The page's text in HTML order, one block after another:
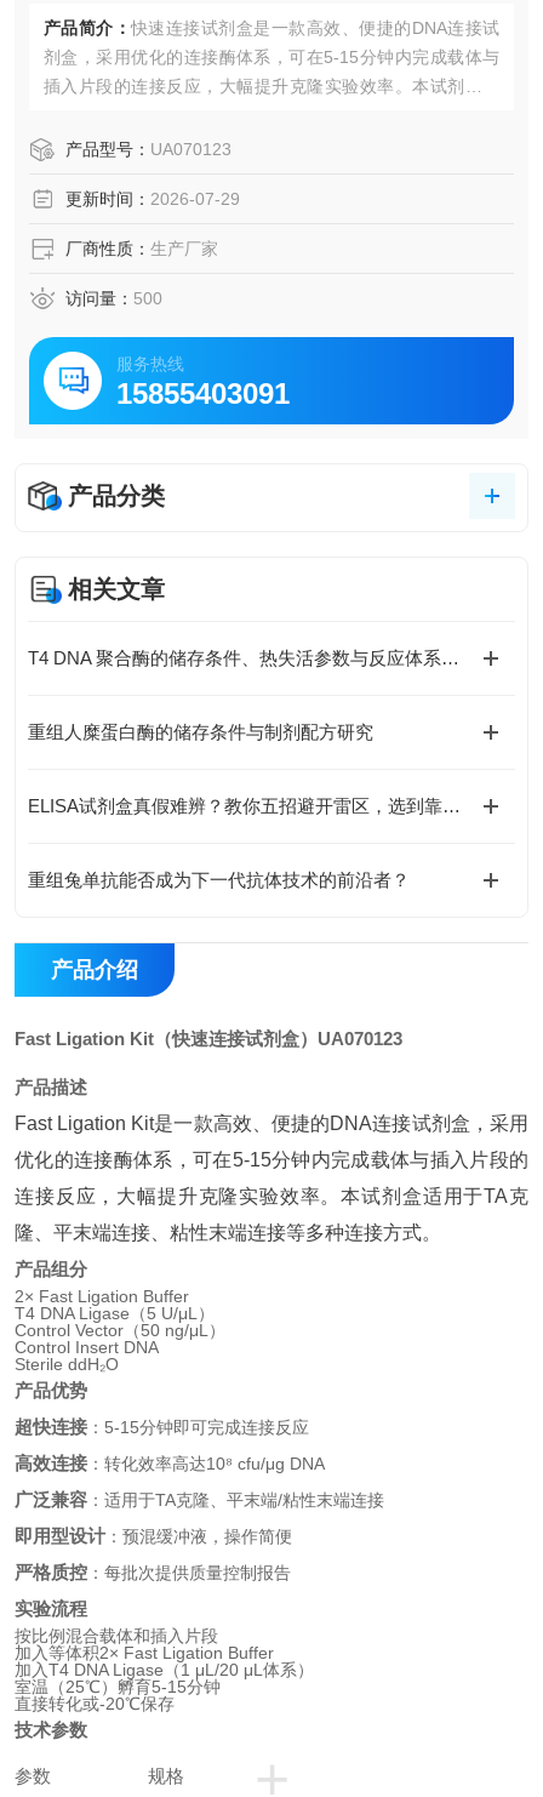
产品简介：快速连接试剂盒是一款高效、便捷的DNA连接试
剂盒，采用优化的连接酶体系，可在5-15分钟内完成载体与
插入片段的连接反应，大幅提升克隆实验效率。本试剂盒适
产品型号： UA070123
更新时间： 2026-07-29
厂商性质： 生产厂家
访问量： 500
服务热线
15855403091
产品分类
相关文章
T4 DNA 聚合酶的储存条件、热失活参数与反应体系优化
重组人糜蛋白酶的储存条件与制剂配方研究
ELISA试剂盒真假难辨？教你五招避开雷区，选到靠谱货
重组兔单抗能否成为下一代抗体技术的前沿者？
产品介绍
Fast Ligation Kit（快速连接试剂盒） UA070123
产品描述
Fast Ligation Kit是一款高效、便捷的DNA连接试剂盒，采用
优化的连接酶体系，可在5-15分钟内完成载体与插入片段的
连接反应，大幅提升克隆实验效率。本试剂盒适用于TA克
隆、平末端连接、粘性末端连接等多种连接方式。
产品组分
2× Fast Ligation Buffer
T4 DNA Ligase（5 U/μL）
Control Vector（50 ng/μL）
Control Insert DNA
Sterile ddH₂O
产品优势
超快连接 ：5-15分钟即可完成连接反应
高效连接 ：转化效率高达10⁸ cfu/μg DNA
广泛兼容 ：适用于TA克隆、平末端/粘性末端连接
即用型设计 ：预混缓冲液，操作简便
严格质控 ：每批次提供质量控制报告
实验流程
按比例混合载体和插入片段
加入等体积2× Fast Ligation Buffer
加入T4 DNA Ligase（1 μL/20 μL体系）
室温（25℃）孵育5-15分钟
直接转化或-20℃保存
技术参数
+
参数 规格